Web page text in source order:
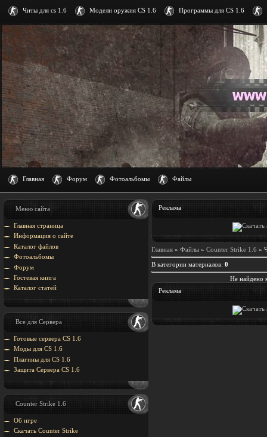
Читы для cs 1.6 Модели оружия CS 1.6 Программы для CS 1.6
Главная Форум Фотоальбомы Файлы
Меню сайта
Главная страница
Информация о сайте
Каталог файлов
Фотоальбомы
Форум
Гостевая книга
Каталог статей
Все для Сервера
Готовые сервера CS 1.6
Моды для CS 1.6
Плагины для CS 1.6
Защита Cервера CS 1.6
Counter Strike 1.6
Об игре
Скачать Counter Strike
Реклама
Главная » Файлы » Counter Strike 1.6 »
В категории материалов: 0
Не найдено
Реклама